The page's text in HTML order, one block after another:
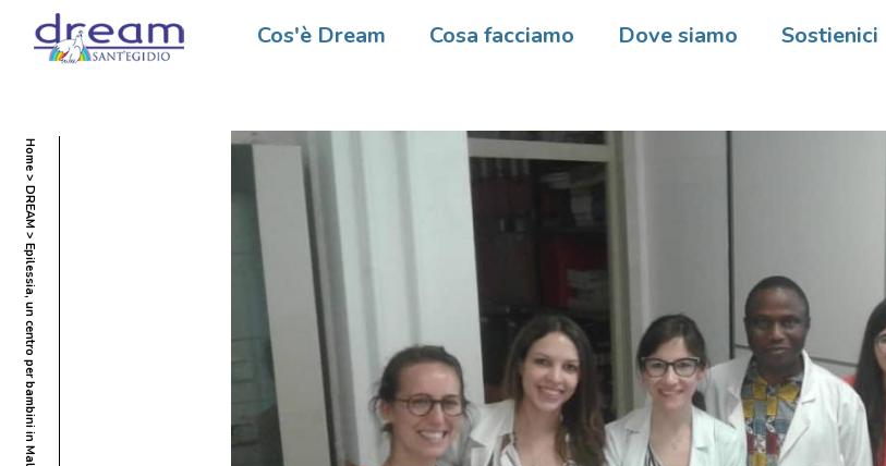
Cos'è Dream Cosa facciamo Dove siamo Sostienici
Home
DREAM